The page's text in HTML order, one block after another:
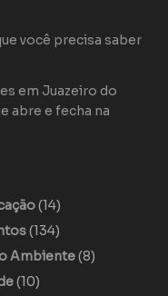
você precisa saber
em Juazeiro do
abre e fecha na
(14)
(134)
Ambiente(8)
(10)